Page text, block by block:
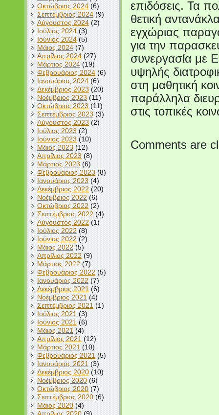
Οκτώβριος 2024(6)
Σεπτέμβριος 2024(9)
Αύγουστος 2024(2)
Ιούλιος 2024(3)
Ιούνιος 2024(5)
Μάιος 2024(7)
Απρίλιος 2024(27)
Μάρτιος 2024(19)
Φεβρουάριος 2024(6)
Ιανουάριος 2024(6)
Δεκέμβριος 2023 (20)
Νοέμβριος 2023 (11)
Οκτώβριος 2023(11)
Σεπτέμβριος 2023 (3)
Αύγουστος 2023 (2)
Ιούλιος 2023(2)
Ιούνιος 2023(10)
Μάιος 2023 (12)
Απρίλιος 2023 (8)
Μάρτιος 2023 (6)
Φεβρουάριος 2023(8)
Ιανουάριος 2023 (4)
Δεκέμβριος 2022 (20)
Νοέμβριος 2022 (6)
Οκτώβριος 2022 (2)
Σεπτέμβριος 2022 (4)
Αύγουστος 2022 (1)
Ιούλιος 2022 (8)
Ιούνιος 2022 (2)
Μάιος 2022 (5)
Απρίλιος 2022 (9)
Μάρτιος 2022 (7)
Φεβρουάριος 2022 (5)
Ιανουάριος 2022 (7)
Δεκέμβριος 2021 (6)
Νοέμβριος 2021 (4)
Σεπτέμβριος 2021 (1)
Ιούλιος 2021 (3)
Ιούνιος 2021 (6)
Μάιος 2021 (4)
Απρίλιος 2021 (12)
Μάρτιος 2021 (10)
Φεβρουάριος 2021 (5)
Ιανουάριος 2021 (3)
Δεκέμβριος 2020(10)
Νοέμβριος 2020(6)
Οκτώβριος 2020(7)
Σεπτέμβριος 2020(6)
Μάιος 2020(4)
επιδόσεις. Τα
θετική
εγχώριας
για την
συνεργασία με
υψηλής
στη μαθητική
παράλληλα
στις τοπικές
Comments are